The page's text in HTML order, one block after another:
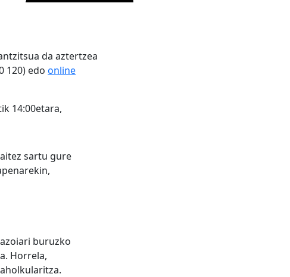
da aztertzea
120) edo online
14:00etara,
sartu gure
buruzko
Horrela,